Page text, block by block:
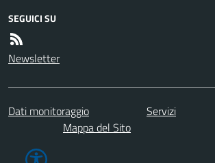
SEGUICI SU
Newsletter
Dati monitoraggio Servizi
Mappa del Sito